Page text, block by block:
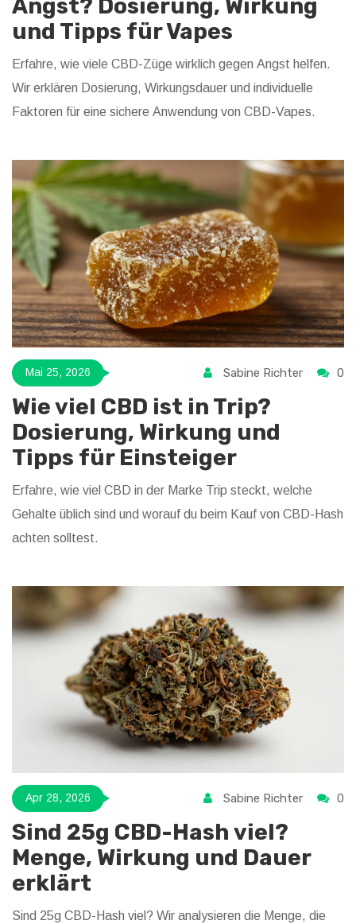
Angst? Dosierung, Wirkung
und Tipps für Vapes
Erfahre, wie viele CBD-Züge wirklich gegen Angst helfen.
Wir erklären Dosierung, Wirkungsdauer und individuelle
Faktoren für eine sichere Anwendung von CBD-Vapes.
Mai 25, 2026 Sabine Richter 0
Wie viel CBD ist in Trip?
Dosierung, Wirkung und
Tipps für Einsteiger
Erfahre, wie viel CBD in der Marke Trip steckt, welche
Gehalte üblich sind und worauf du beim Kauf von CBD-Hash
achten solltest.
Apr 28, 2026 Sabine Richter 0
Sind 25g CBD-Hash viel?
Menge, Wirkung und Dauer
erklärt
Sind 25g CBD-Hash viel? Wir analysieren die Menge, die